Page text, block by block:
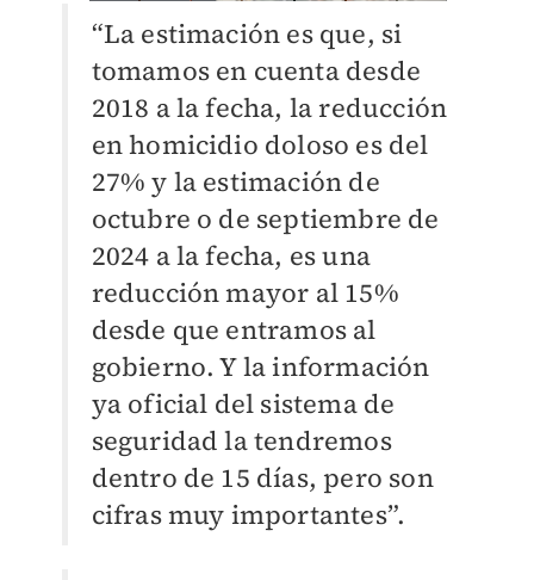
“La estimación es que, si
tomamos en cuenta desde
2018 a la fecha, la reducción
en homicidio doloso es del
27% y la estimación de
octubre o de septiembre de
2024 a la fecha, es una
reducción mayor al 15%
desde que entramos al
gobierno. Y la información
ya oficial del sistema de
seguridad la tendremos
dentro de 15 días, pero son
cifras muy importantes”.